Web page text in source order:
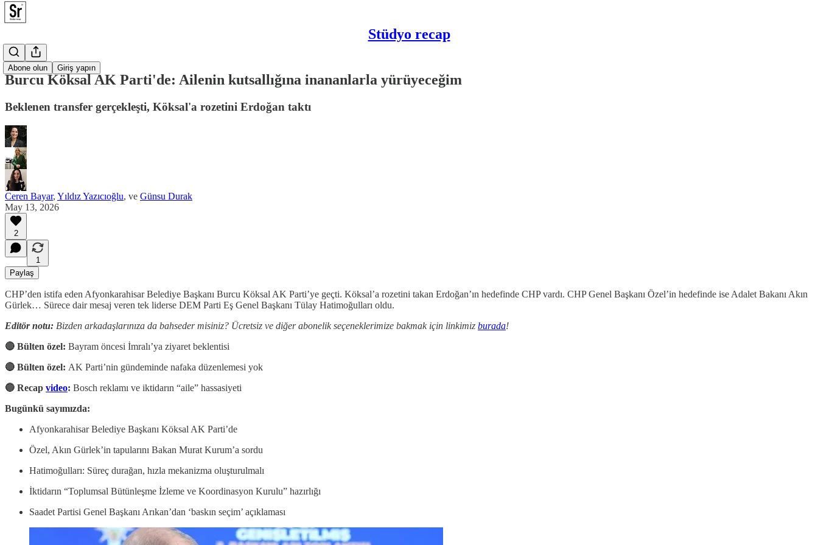
Stüdyo recap
Abone olun Giriş yapın
Posta
Burcu Köksal AK Parti'de: Ailenin kutsallığına inananlarla yürüyeceğim
Beklenen transfer gerçekleşti, Köksal'a rozetini Erdoğan taktı
Ceren Bayar, Yıldız Yazıcıoğlu, ve Günsu Durak
May 13, 2026
2
1
Paylaş
CHP’den istifa eden Afyonkarahisar Belediye Başkanı Burcu Köksal AK Parti’ye geçti. Köksal’a rozetini takan Erdoğan’ın hedefinde CHP vardı. CHP Genel Başkanı Özel’in hedefinde ise Adalet Bakanı Akın
Gürlek… Sürece dair mesaj veren tek liderse DEM Parti Eş Genel Başkanı Tülay Hatimoğulları oldu.
Editör notu: Bizden arkadaşlarınıza da bahseder misiniz? Ücretsiz ve diğer abonelik seçeneklerimize bakmak için linkimiz burada!
🔴 Bülten özel: Bayram öncesi İmralı’ya ziyaret beklentisi
🔴 Bülten özel: AK Parti’nin gündeminde nafaka düzenlemesi yok
🔵 Recap video: Bosch reklamı ve iktidarın “aile” hassasiyeti
Bugünkü sayımızda:
Afyonkarahisar Belediye Başkanı Köksal AK Parti’de
Özel, Akın Gürlek’in tapularını Bakan Murat Kurum’a sordu
Hatimoğulları: Süreç durağan, hızla mekanizma oluşturulmalı
İktidarın “Toplumsal Bütünleşme İzleme ve Koordinasyon Kurulu” hazırlığı
Saadet Partisi Genel Başkanı Arıkan’dan ‘baskın seçim’ açıklaması